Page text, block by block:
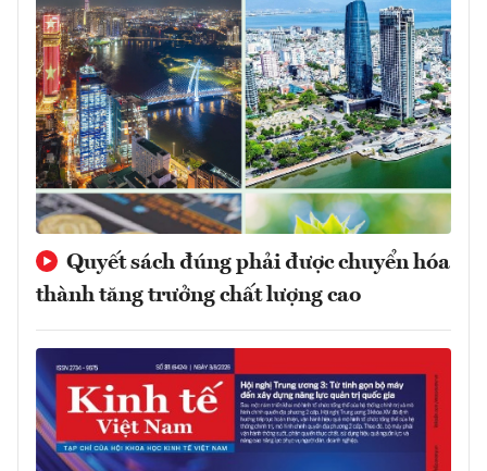
Quyết sách đúng phải được chuyển hóa
thành tăng trưởng chất lượng cao